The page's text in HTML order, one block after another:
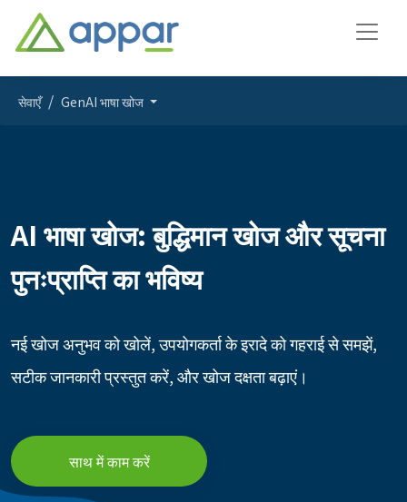
सेवाएँ GenAI भाषा खोज
AI भाषा खोज: बुद्धिमान खोज और सूचना
पुनःप्राप्ति का भविष्य
नई खोज अनुभव को खोलें, उपयोगकर्ता के इरादे को गहराई से समझें,
सटीक जानकारी प्रस्तुत करें, और खोज दक्षता बढ़ाएं।
साथ में काम करें